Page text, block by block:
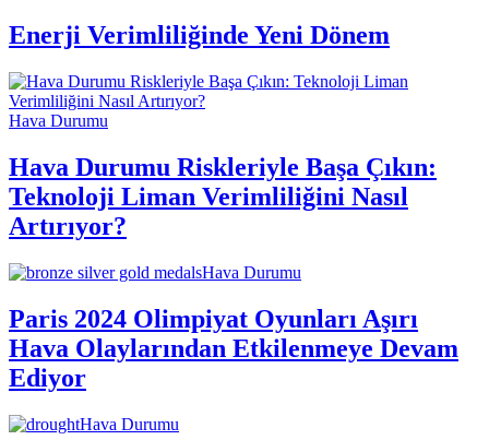
Enerji Verimliliğinde Yeni Dönem
Hava Durumu
Hava Durumu Riskleriyle Başa Çıkın:
Teknoloji Liman Verimliliğini Nasıl
Artırıyor?
Hava Durumu
Paris 2024 Olimpiyat Oyunları Aşırı
Hava Olaylarından Etkilenmeye Devam
Ediyor
Hava Durumu